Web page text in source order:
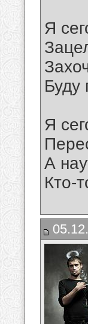
Я
Буду
Я
А
Кто-